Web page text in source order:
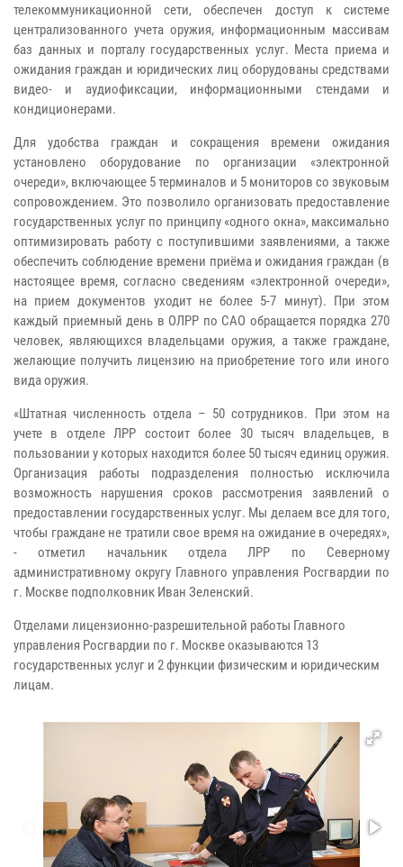
телекоммуникационной сети, обеспечен доступ к системе
централизованного учета оружия, информационным массивам
баз данных и порталу государственных услуг. Места приема и
ожидания граждан и юридических лиц оборудованы средствами
видео- и аудиофиксации, информационными стендами и
кондиционерами.
Для удобства граждан и сокращения времени ожидания
установлено оборудование по организации «электронной
очереди», включающее 5 терминалов и 5 мониторов со звуковым
сопровождением. Это позволило организовать предоставление
государственных услуг по принципу «одного окна», максимально
оптимизировать работу с поступившими заявлениями, а также
обеспечить соблюдение времени приёма и ожидания граждан (в
настоящее время, согласно сведениям «электронной очереди»,
на прием документов уходит не более 5-7 минут). При этом
каждый приемный день в ОЛРР по САО обращается порядка 270
человек, являющихся владельцами оружия, а также граждане,
желающие получить лицензию на приобретение того или иного
вида оружия.
«Штатная численность отдела – 50 сотрудников. При этом на
учете в отделе ЛРР состоит более 30 тысяч владельцев, в
пользовании у которых находится более 50 тысяч единиц оружия.
Организация работы подразделения полностью исключила
возможность нарушения сроков рассмотрения заявлений о
предоставлении государственных услуг. Мы делаем все для того,
чтобы граждане не тратили свое время на ожидание в очередях»,
- отметил начальник отдела ЛРР по Северному
административному округу Главного управления Росгвардии по
г. Москве подполковник Иван Зеленский.
Отделами лицензионно-разрешительной работы Главного
управления Росгвардии по г. Москве оказываются 13
государственных услуг и 2 функции физическим и юридическим
лицам.